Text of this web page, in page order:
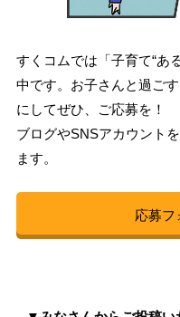
すくコムでは「子育て“あ
中です。お子さんと過ご
にしてぜひ、ご応募を！
ブログやSNSアカウント
ます。
応募フ